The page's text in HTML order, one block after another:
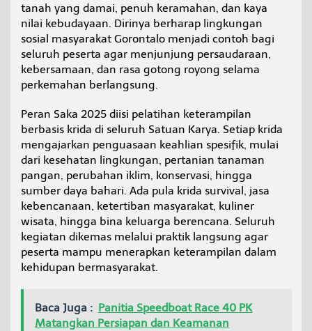
a
n
r
b
a
K
r
i
d
tanah yang damai, penuh keramahan, dan kaya
nilai kebudayaan. Dirinya berharap lingkungan
sosial masyarakat Gorontalo menjadi contoh bagi
seluruh peserta agar menjunjung persaudaraan,
kebersamaan, dan rasa gotong royong selama
perkemahan berlangsung.
Peran Saka 2025 diisi pelatihan keterampilan
berbasis krida di seluruh Satuan Karya. Setiap krida
mengajarkan penguasaan keahlian spesifik, mulai
dari kesehatan lingkungan, pertanian tanaman
pangan, perubahan iklim, konservasi, hingga
sumber daya bahari. Ada pula krida survival, jasa
kebencanaan, ketertiban masyarakat, kuliner
wisata, hingga bina keluarga berencana. Seluruh
kegiatan dikemas melalui praktik langsung agar
peserta mampu menerapkan keterampilan dalam
kehidupan bermasyarakat.
Baca Juga : Panitia Speedboat Race 40 PK
Matangkan Persiapan dan Keamanan